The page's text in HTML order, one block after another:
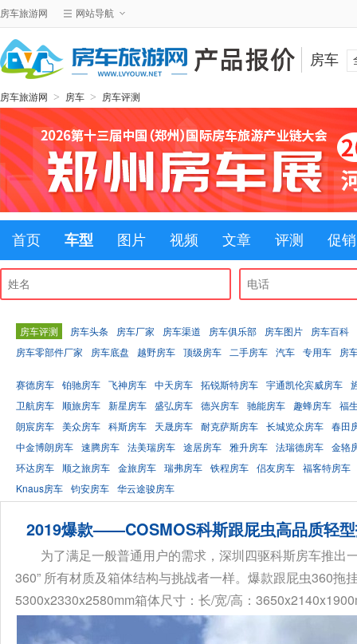
房车旅游网 网站导航
房车
房车旅游网 > 房车 > 房车评测
首页 车型 图片 视频 文章 评测 促销
房车评测 房车头条 房车厂家 房车渠道 房车俱乐部 房车图片
房车百科
房车零部件厂家
房车底盘 越野房车 顶级房车 二手房车 汽车 专用车 房
赛德房车 铂驰房车 飞神房车 中天房车 拓锐斯特房车 宇通凯伦宾威房车
卫航房车
顺旅房车 新星房车 盛弘房车 德兴房车 驰能房车 趣蜂房车 福
朗宸房车 美众房车 科斯房车 天晟房车 耐克萨斯房车 长城览众房车 春田
中金博朗房车 速腾房车 法美瑞房车 途居房车 雅升房车 法瑞德房车 金辂
环达房车
顺之旅房车 金旅房车 瑞弗房车 铁程房车 侣友房车 福客特房车
Knaus房车 钧安房车 华云途骏房车
2019爆款——COSMOS科斯跟屁虫高品质轻
为了满足一般普通用户的需求，深圳四驱科斯房车推出
360” 所有材质及箱体结构与挑战者一样。爆款跟屁虫360拖
5300x2330x2580mm箱体尺寸：长/宽/高：